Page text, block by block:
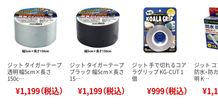
ジット タイガーテープ
透明 幅5cm×長さ
150c…
¥1,199（税込）
ジット タイガーテープ
ブラック 幅5cm×長さ
15…
¥1,199（税込）
ジット 手で切れるコア
ラグリップ KG-CUT 1
個
¥999（税込）
ジット
防水・防
明 K…